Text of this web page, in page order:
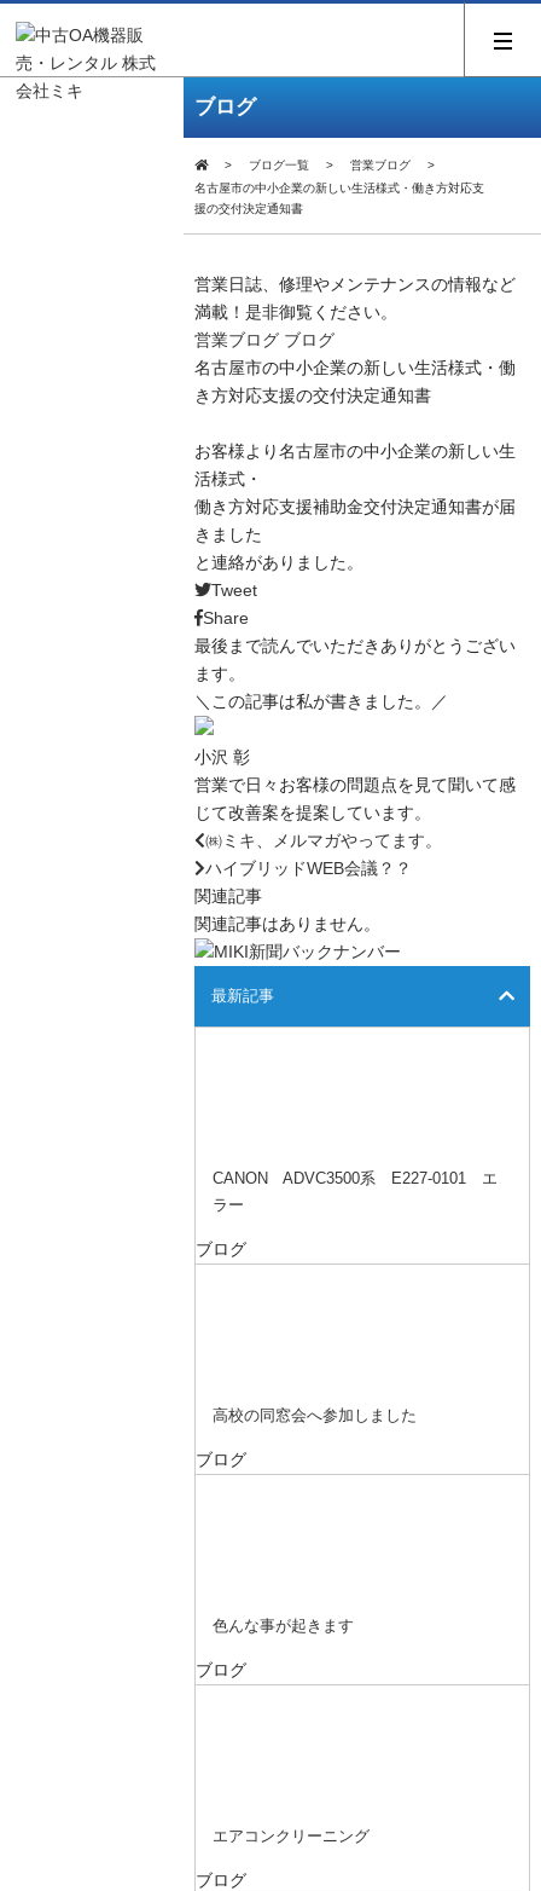
ブログ
ブログ一覧
営業ブログ
名古屋市の中小企業の新しい生活様式・働き方対応支
援の交付決定通知書
営業日誌、修理やメンテナンスの情報など
満載！是非御覧ください。
営業ブログ ブログ
名古屋市の中小企業の新しい生活様式・働
き方対応支援の交付決定通知書
お客様より名古屋市の中小企業の新しい生
活様式・
働き方対応支援補助金交付決定通知書が届
きました
と連絡がありました。
Tweet
Share
最後まで読んでいただきありがとうござい
ます。
＼この記事は私が書きました。／
小沢 彰
営業で日々お客様の問題点を見て聞いて感
じて改善案を提案しています。
㈱ミキ、メルマガやってます。
ハイブリッドWEB会議？？
関連記事
関連記事はありません。
最新記事
CANON ADVC3500系 E227-0101 エ
ラー
ブログ
高校の同窓会へ参加しました
ブログ
色んな事が起きます
ブログ
エアコンクリーニング
ブログ